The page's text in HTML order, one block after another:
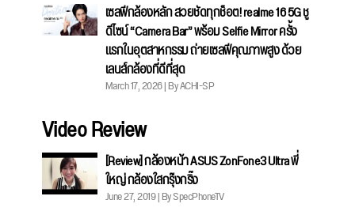
เซลฟีกล้องหลัก สวยชัดทุกช็อต! realme 16 5G ชู
ดีไซน์ “Camera Bar” พร้อม Selfie Mirror ครั้ง
แรกในอุตสาหกรรม ถ่ายเซลฟีคุณภาพสูง ด้วย
เลนส์กล้องที่ดีที่สุด
March 17, 2026 | By ACHI-SP
Video Review
[Review] กล้องหน้า ASUS ZonFone3 Ultra พี่
ใหญ่ กล้องใสกรุ๊งกริ๊ง
June 27, 2019 | By SpecPhoneTV